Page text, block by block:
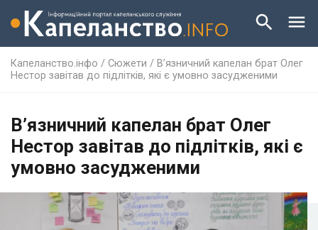
Капеланство.інфо / Сюжети / В’язничний капелан брат Олег
Нестор завітав до підлітків, які є умовно засудженими
В’язничний капелан брат Олег
Нестор завітав до підлітків, які є
умовно засудженими